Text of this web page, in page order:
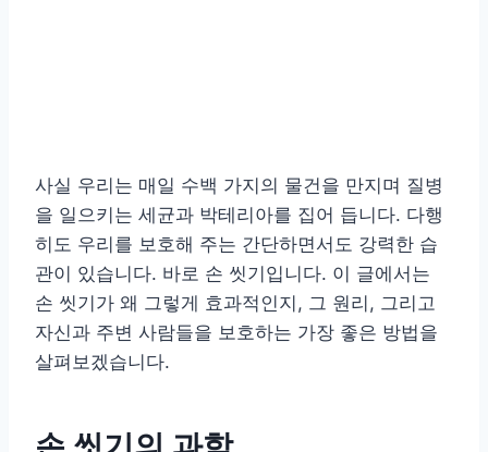
사실 우리는 매일 수백 가지의 물건을 만지며 질병
을 일으키는 세균과 박테리아를 집어 듭니다. 다행
히도 우리를 보호해 주는 간단하면서도 강력한 습
관이 있습니다. 바로 손 씻기입니다. 이 글에서는
손 씻기가 왜 그렇게 효과적인지, 그 원리, 그리고
자신과 주변 사람들을 보호하는 가장 좋은 방법을
살펴보겠습니다.